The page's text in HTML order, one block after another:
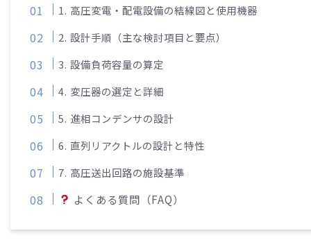
1. 高圧変電・配電設備の結線図と使用機器
2. 設計手順（主な検討項目と要点）
3. 設備負荷容量の算定
4. 変圧器の選定と詳細
5. 進相コンデンサの設計
6. 直列リアクトルの設計と特性
7. 高圧送出回路の施設基準
よくある質問（FAQ）